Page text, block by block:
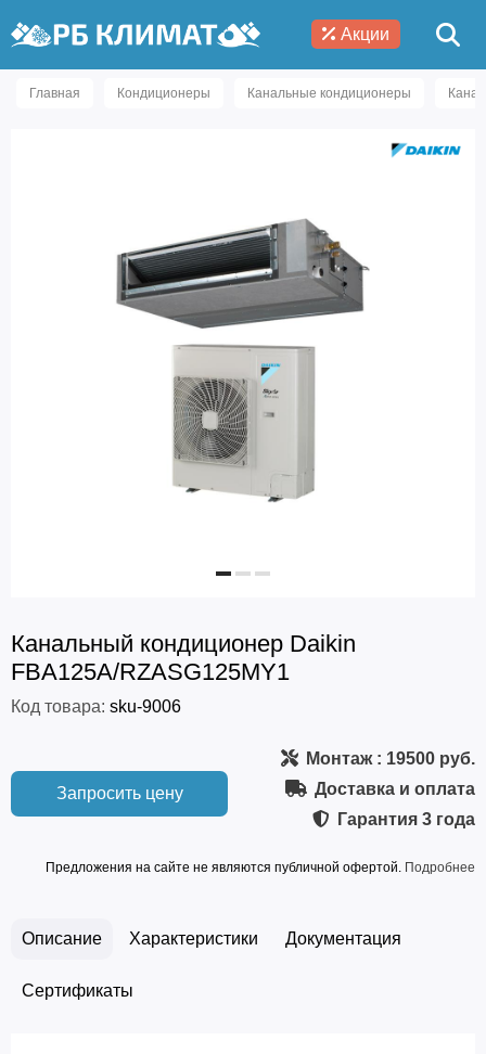
Акции
Главная Кондиционеры Канальные кондиционеры
Канальный кондиционер Daikin
FBA125A/RZASG125MY1
Код товара: sku-9006
Запросить цену
Монтаж: 19500 руб.
Доставка и оплата
Гарантия 3 года
Предложения на сайте не являются публичной офертой. Подробнее
Описание Характеристики Документация
Сертификаты